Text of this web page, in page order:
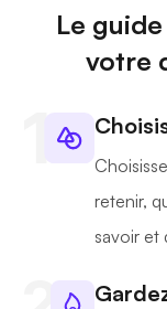
Le
votre
retenir,
savoir et